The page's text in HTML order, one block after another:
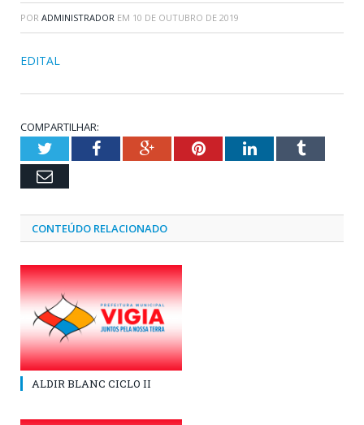
POR ADMINISTRADOR EM 10 DE OUTUBRO DE 2019
EDITAL
COMPARTILHAR:
TwitterFacebookGoogle+PinterestLinkedInTumblr
Email
CONTEÚDO RELACIONADO
ALDIR BLANC CICLO II